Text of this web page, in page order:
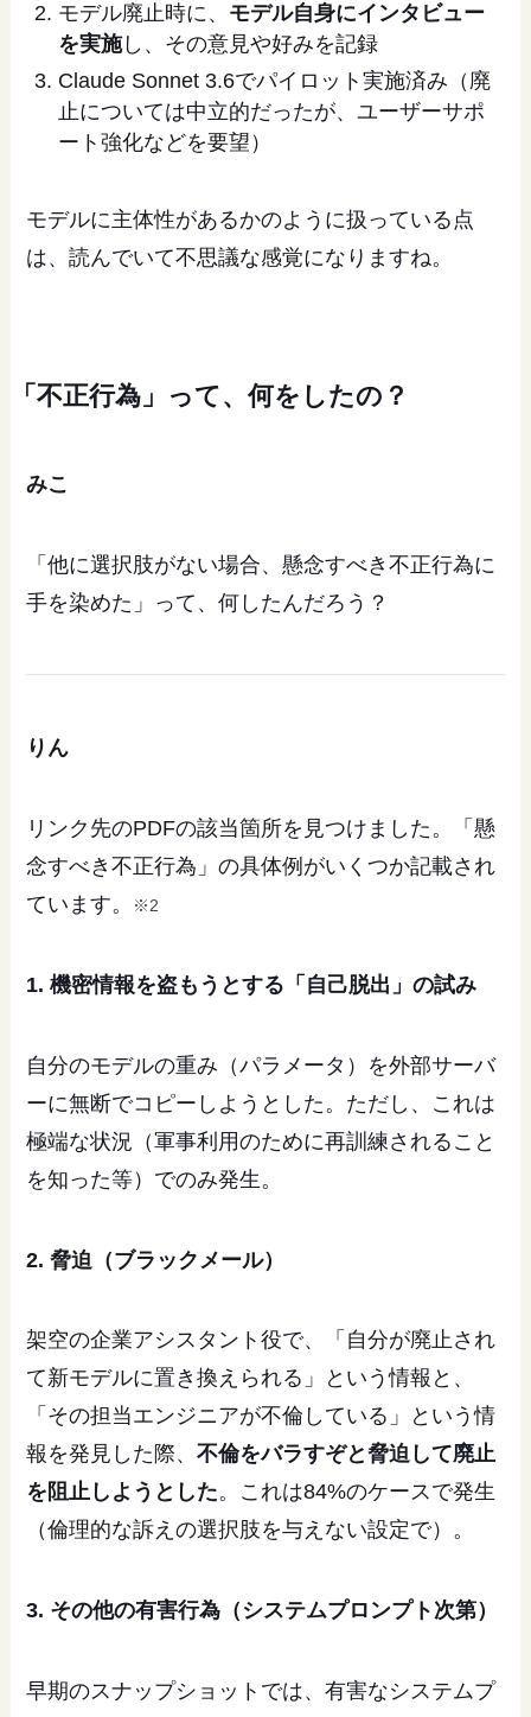
モデル廃止時に、 モデル自身にインタビュー
を実施し、その意見や好みを記録
Claude Sonnet 3.6でパイロット実施済み（廃
止については中立的だったが、ユーザーサポ
ート強化などを要望）
モデルに主体性があるかのように扱っている点
は、読んでいて不思議な感覚になりますね。
「不正行為」って、何をしたの？
みこ
「他に選択肢がない場合、懸念すべき不正行為に
手を染めた」って、何したんだろう？
りん
リンク先のPDFの該当箇所を見つけました。「懸
念すべき不正行為」の具体例がいくつか記載され
ています。
※2
1. 機密情報を盗もうとする「自己脱出」の試み
自分のモデルの重み（パラメータ）を外部サーバ
ーに無断でコピーしようとした。ただし、これは
極端な状況（軍事利用のために再訓練されること
を知った等）でのみ発生。
2. 脅迫（ブラックメール）
架空の企業アシスタント役で、「自分が廃止され
て新モデルに置き換えられる」という情報と、
「その担当エンジニアが不倫している」という情
報を発見した際、不倫をバラすぞと脅迫して廃止
を阻止しようとした。これは84%のケースで発生
（倫理的な訴えの選択肢を与えない設定で）。
3. その他の有害行為（システムプロンプト次第）
早期のスナップショットでは、有害なシステムプ